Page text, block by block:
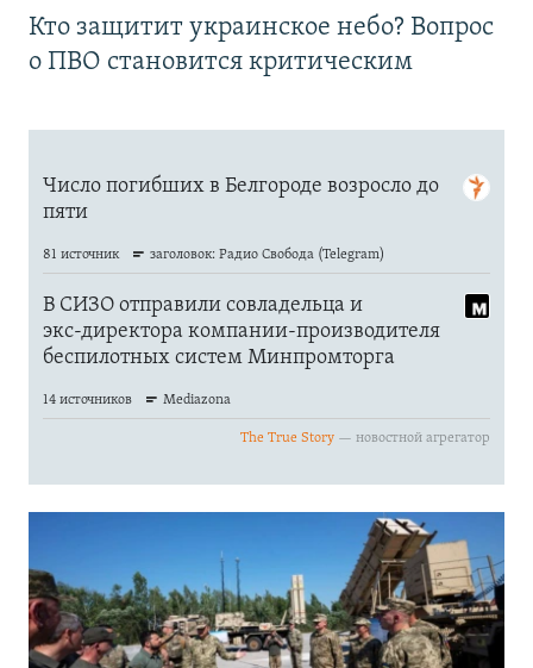
Кто защитит украинское небо? Вопрос
о ПВО становится критическим